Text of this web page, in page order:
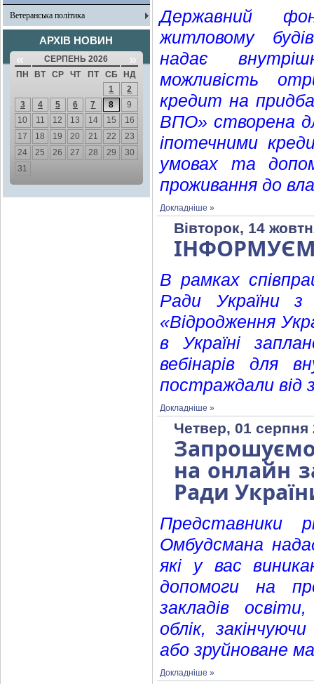
Ветеранська політика
АРХІВ НОВИН
« СЕРПЕНЬ 2026 »
ПН ВТ СР ЧТ ПТ СБ
НД
1
2
3
4 5 6 7 8
9
10
11 12 13 14 15
16
17
18 19 20 21 22
23
24
25 26 27 28 29
30
31
Державний
житловому
надає
можливість
кредит на
ВПО» створена
іпотечними
умовах та
проживання до
Докладніше »
Вівторок, 14
В рамках
Ради України з
«Відродження
в Україні
вебінарів для
постраждали від
Докладніше »
Четвер, 01 серпня
на онлайн
Ради
Представники
Омбудсмана
які у вас
допомоги на
закладів
облік,
або зруйноване
Докладніше »